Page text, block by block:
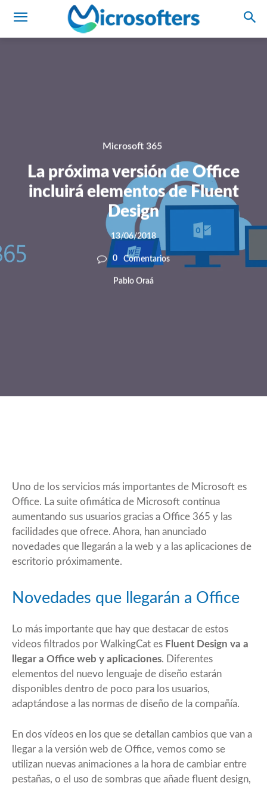
Microsoft 365
La próxima versión de Office
incluirá elementos de Fluent
Design
13/06/2018
0 Comentarios
Pablo Oraá
Uno de los servicios más importantes de Microsoft es
Office. La suite ofimática de Microsoft continua
aumentando sus usuarios gracias a Office 365 y las
facilidades que ofrece. Ahora, han anunciado
novedades que llegarán a la web y a las aplicaciones de
escritorio próximamente.
Novedades que llegarán a Office
Lo más importante que hay que destacar de estos
videos filtrados por WalkingCat es Fluent Design va a
llegar a Office web y aplicaciones. Diferentes
elementos del nuevo lenguaje de diseño estarán
disponibles dentro de poco para los usuarios,
adaptándose a las normas de diseño de la compañía.
En dos vídeos en los que se detallan cambios que van a
llegar a la versión web de Office, vemos como se
utilizan nuevas animaciones a la hora de cambiar entre
pestañas, o el uso de sombras que añade fluent design,